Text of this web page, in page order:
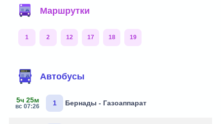
Маршрутки
1 2 12 17 18 19
Автобусы
5ч 25м
вс 07:26 1 Бернады - Газоаппарат